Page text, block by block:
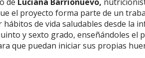
el proyecto forma parte de un
de vida saludables desde la
y sexto grado, enseñándoles el
que puedan iniciar sus propias